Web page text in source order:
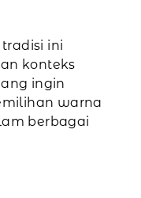
ini
konteks
ingin
warna
berbagai